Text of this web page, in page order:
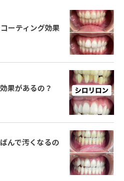
ーティング効果
果があるの？
んで汚くなるの